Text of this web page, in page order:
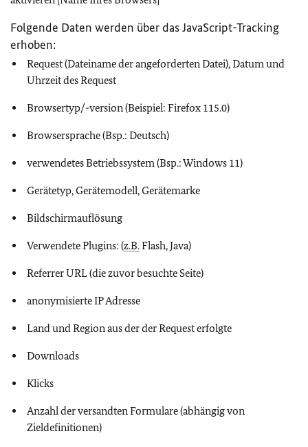
Folgende Daten werden über dasJavaScript-Tracking
erhoben:
Request(Dateiname der angeforderten Datei), Datum und
Uhrzeit des Request
Browsertyp/-version (Beispiel: Firefox 115.0)
Browsersprache (Bsp.: Deutsch)
verwendetes Betriebssystem (Bsp.: Windows 11)
Gerätetyp, Gerätemodell, Gerätemarke
Bildschirmauflösung
VerwendetePlugins: (z.B.Flash, Java)
Referrer URL (die zuvor besuchte Seite)
anonymisierte IP Adresse
Land und Region aus der der Request erfolgte
Downloads
Klicks
Anzahl der versandten Formulare (abhängig von
Zieldefinitionen)